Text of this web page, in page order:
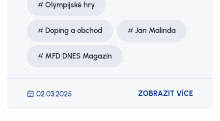
Olympijské hry
Doping a obchod Jan Malinda
MFD DNES Magazín
02.03.2025 ZOBRAZIT VÍCE